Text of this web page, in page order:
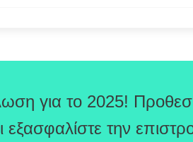
για το 2025!
εξασφαλίστε την